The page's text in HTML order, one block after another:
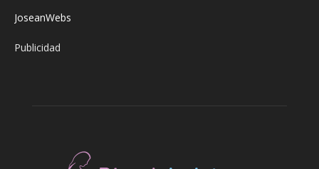
JoseanWebs
Publicidad